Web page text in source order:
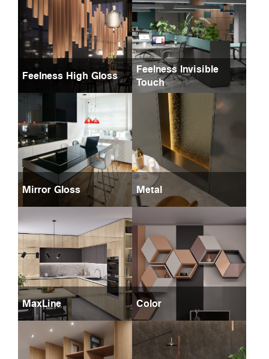
Feelness High Gloss
Feelness Invisible
Touch
Mirror Gloss Metal
MaxLine Color